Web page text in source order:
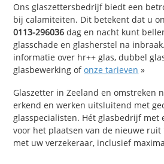
Ons glaszettersbedrijf biedt een
bij calamiteiten. Dit betekent dat u
0113-296036 dag en nacht kunt
glasschade en glasherstel na
informatie over hr++ glas, dubbel
glasbewerking ofonze tarieven »
Glaszetter in Zeeland en omstreken
erkend en werken uitsluitend met
glasspecialisten. Hét glasbedrijf met
voor het plaatsen van de nieuwe
met uw verzekeraar, inclusief